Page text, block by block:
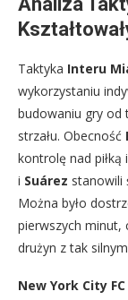
Taktyka Interu
wykorzystaniu
budowaniu gry od
strzału. Obecność
kontrolę nad
i Suárez stanowili
Można było
pierwszych minut,
drużyn z tak
New York City FC